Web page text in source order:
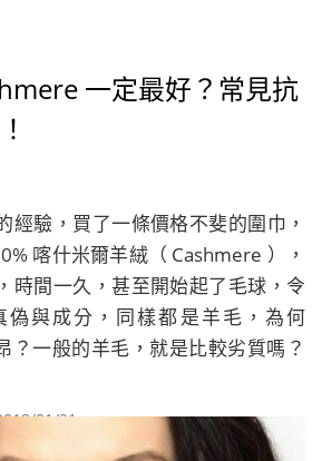
一定最好？常見抗
經驗，買了一條價格不斐的圍巾，
喀什米爾羊絨（ Cashmere ），
時間一久，甚至開始起了毛球，令
偽與成分，同樣都是羊毛，為何
？一般的羊毛，就是比較劣質嗎？
點時間做點功課，你也能成為聰明
01/21